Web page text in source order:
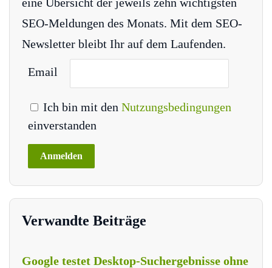
SEO-Meldungen des Monats. Mit dem SEO-
Newsletter bleibt Ihr auf dem Laufenden.
Email
Ich bin mit den Nutzungsbedingungen
einverstanden
Verwandte Beiträge
Google testet Desktop-Suchergebnisse ohne